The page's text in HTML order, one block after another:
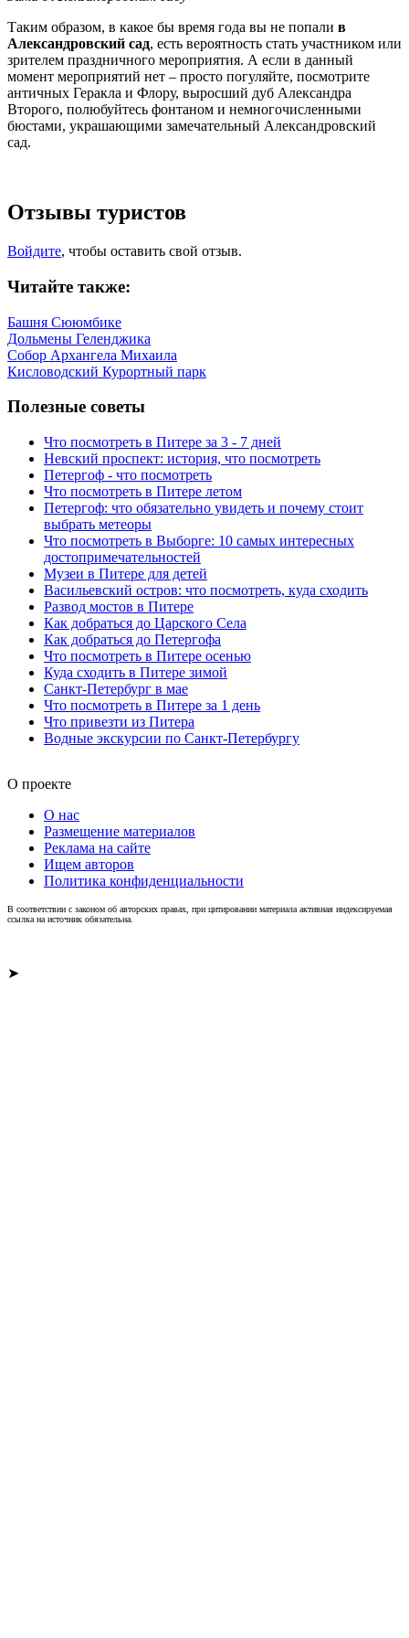
Таким образом, в какое бы время года вы не попали в
Александровский сад, есть вероятность стать участником или
зрителем праздничного мероприятия. А если в данный
момент мероприятий нет – просто погуляйте, посмотрите
античных Геракла и Флору, выросший дуб Александра
Второго, полюбуйтесь фонтаном и немногочисленными
бюстами, украшающими замечательный Александровский
сад.
Отзывы туристов
Войдите, чтобы оставить свой отзыв.
Читайте также:
Башня Сююмбике
Дольмены Геленджика
Собор Архангела Михаила
Кисловодский Курортный парк
Полезные советы
Что посмотреть в Питере за 3 - 7 дней
Невский проспект: история, что посмотреть
Петергоф - что посмотреть
Что посмотреть в Питере летом
Петергоф: что обязательно увидеть и почему стоит
выбрать метеоры
Что посмотреть в Выборге: 10 самых интересных
достопримечательностей
Музеи в Питере для детей
Васильевский остров: что посмотреть, куда сходить
Развод мостов в Питере
Как добраться до Царского Села
Как добраться до Петергофа
Что посмотреть в Питере осенью
Куда сходить в Питере зимой
Санкт-Петербург в мае
Что посмотреть в Питере за 1 день
Что привезти из Питера
Водные экскурсии по Санкт-Петербургу
О проекте
О нас
Размещение материалов
Реклама на сайте
Ищем авторов
Политика конфиденциальности
В соответствии с законом об авторских правах, при цитировании материала активная индексируемая
ссылка на источник обязательна.
➤